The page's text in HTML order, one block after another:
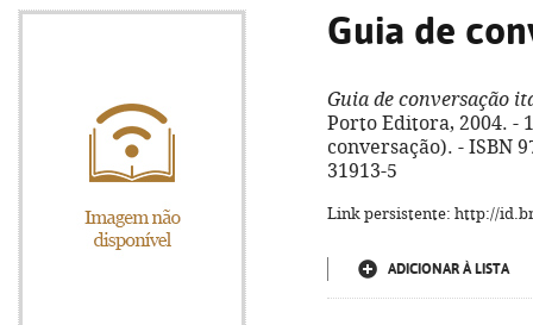
Guia de
Guia de conversação
Porto Editora, 2004. -
conversação). - ISBN
31913-5
Link persistente: http://
ADICIONAR À LISTA